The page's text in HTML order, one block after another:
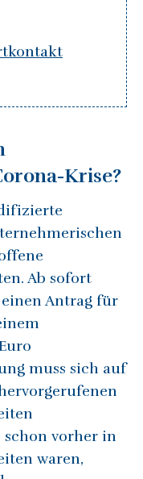
Krise?
Ab sofort
Antrag für
muss sich auf
schon vorher in
waren,